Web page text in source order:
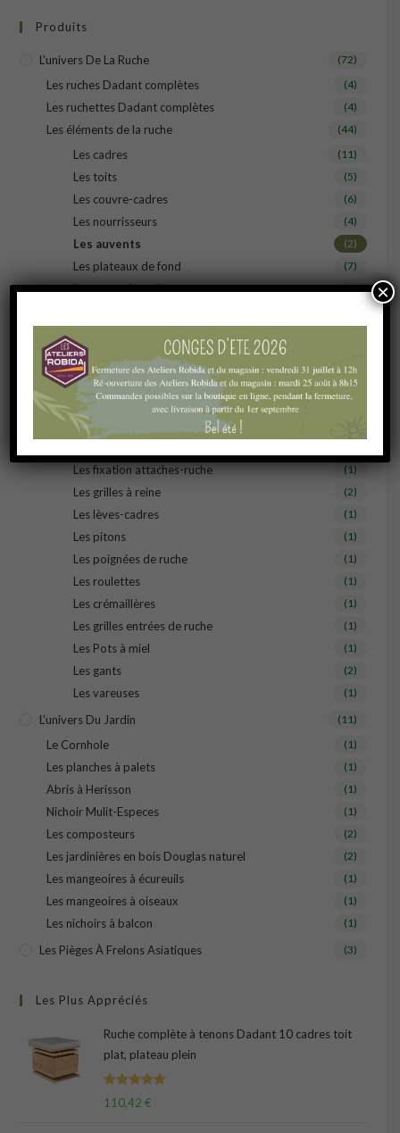
Produits
L'univers De La Ruche (72)
Les ruches Dadant complètes (4)
Les ruchettes Dadant complètes (4)
Les éléments de la ruche (44)
Les cadres (11)
Les toits (5)
Les couvre-cadres (6)
Les nourrisseurs (4)
Les auvents (2)
Les plateaux de fond (7)
Les corps de ruche (6)
La quincaillerie
Les herses
Les bobines de fil (1)
La Brosse (1)
Les cires
Les fixation attaches-ruche (1)
Les grilles à reine (2)
Les lèves-cadres (1)
Les pitons (1)
Les poignées de ruche (1)
Les roulettes (1)
Les crémaillères (1)
Les grilles entrées de ruche (1)
Les Pots à miel (1)
Les gants (2)
Les vareuses (1)
L’univers Du Jardin (11)
Le Cornhole (1)
Les planches à palets (1)
Abris à Herisson (1)
Nichoir Mulit-Especes (1)
Les composteurs (2)
Les jardinières en bois Douglas naturel (2)
Les mangeoires à écureuils (1)
Les mangeoires à oiseaux (1)
Les nichoirs à balcon (1)
Les Pièges À Frelons Asiatiques (3)
Les Plus Appréciés
Ruche complète à tenons Dadant 10 cadres toit
plat, plateau plein
Note
5.00
110,42 €
×